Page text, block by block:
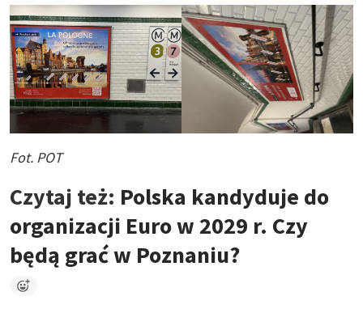
Fot. POT
Czytaj też: Polska kandyduje do
organizacji Euro w 2029 r. Czy
będą grać w Poznaniu?